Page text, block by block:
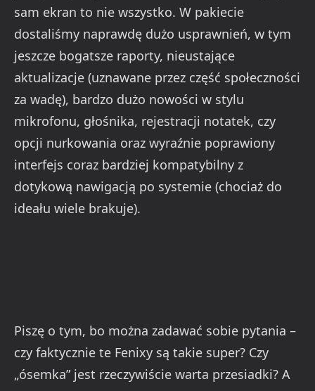
sam ekran to nie wszystko. W pakiecie
dostaliśmy naprawdę dużo usprawnień, w tym
jeszcze bogatsze raporty, nieustające
aktualizacje (uznawane przez część społeczności
za wadę), bardzo dużo nowości w stylu
mikrofonu, głośnika, rejestracji notatek, czy
opcji nurkowania oraz wyraźnie poprawiony
interfejs coraz bardziej kompatybilny z
dotykową nawigacją po systemie (chociaż do
ideału wiele brakuje).
Piszę o tym, bo można zadawać sobie pytania –
czy faktycznie te Fenixy są takie super? Czy
„ósemka” jest rzeczywiście warta przesiadki? A